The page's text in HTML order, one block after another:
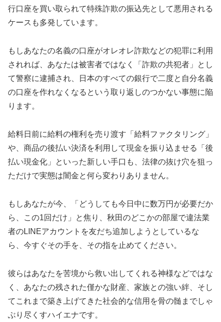
行口座を買い取られて特殊詐欺の振込先として悪用される
ケースも多発しています。
もしあなたの名義の口座がオレオレ詐欺などの犯罪に利用
されれば、あなたは被害者ではなく「詐欺の共犯者」とし
て警察に逮捕され、日本のすべての銀行で二度と自分名義
の口座を作れなくなるという取り返しのつかない事態に陥
ります。
給料日前に給料の権利を売り渡す「給料ファクタリング」
や、商品の後払い決済を利用して現金を振り込ませる「後
払い現金化」といった新しい手口も、法律の抜け穴を狙っ
ただけで実態は闇金と何ら変わりありません。
もしあなたが今、「どうしても今日中に数万円が必要だか
ら、この1回だけ」と焦り、秋田のどこかの部屋で違法業
者のLINEアカウントを友だち追加しようとしているな
ら、今すぐその手を、その指を止めてください。
彼らはあなたを苦境から救い出してくれる神様などではな
く、あなたの残された僅かな財産、家族との強い絆、そし
てこれまで築き上げてきた社会的な信用を骨の髄までしゃ
ぶり尽くすハイエナです。